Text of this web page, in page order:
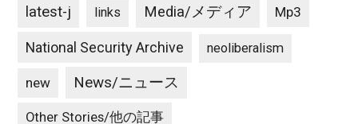
latest-j links Media/メディア Mp3
National Security Archive neoliberalism
new News/ニュース
Other Stories/他の記事